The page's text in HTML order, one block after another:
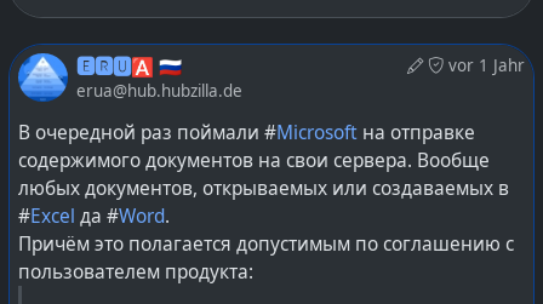
vor 1 Jahr
🅴🆁🆄🅰 🇷🇺
erua@hub.hubzilla.de
В очередной раз поймали #Microsoft на отправке
содержимого документов на свои сервера. Вообще
любых документов, открываемых или создаваемых в
#Excel да #Word.
Причём это полагается допустимым по соглашению с
пользователем продукта: